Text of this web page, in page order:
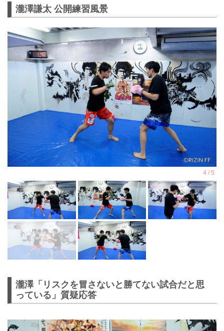
瀧澤謙太 公開練習風景
瀧澤「リスクを冒さないと勝てない試合だと思
っている」質疑応答